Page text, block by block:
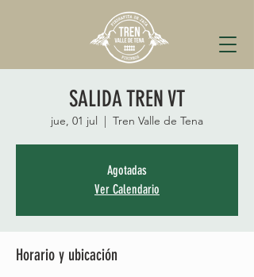
SALIDA TREN VT
jue, 01 jul
  |
Tren Valle de Tena
Agotadas
Ver Calendario
Horario y ubicación